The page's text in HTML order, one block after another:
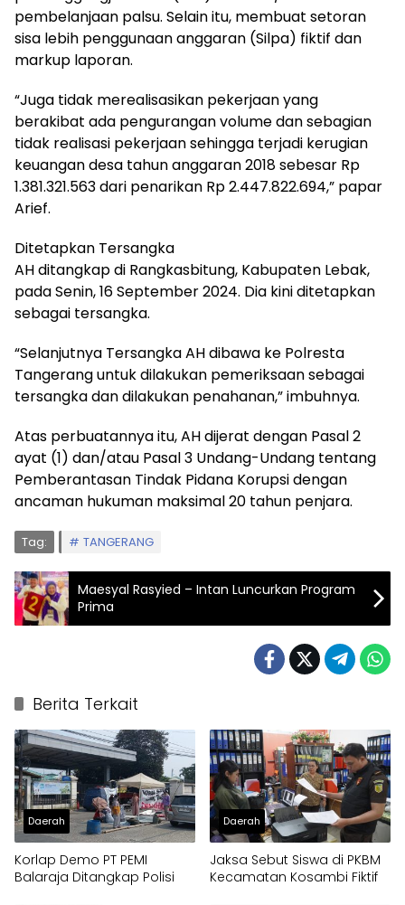
pembelanjaan palsu. Selain itu, membuat setoran
sisa lebih penggunaan anggaran (Silpa) fiktif dan
markup laporan.
“Juga tidak merealisasikan pekerjaan yang
berakibat ada pengurangan volume dan sebagian
tidak realisasi pekerjaan sehingga terjadi kerugian
keuangan desa tahun anggaran 2018 sebesar Rp
1.381.321.563 dari penarikan Rp 2.447.822.694,” papar
Arief.
Ditetapkan Tersangka
AH ditangkap di Rangkasbitung, Kabupaten Lebak,
pada Senin, 16 September 2024. Dia kini ditetapkan
sebagai tersangka.
“Selanjutnya Tersangka AH dibawa ke Polresta
Tangerang untuk dilakukan pemeriksaan sebagai
tersangka dan dilakukan penahanan,” imbuhnya.
Atas perbuatannya itu, AH dijerat dengan Pasal 2
ayat (1) dan/atau Pasal 3 Undang-Undang tentang
Pemberantasan Tindak Pidana Korupsi dengan
ancaman hukuman maksimal 20 tahun penjara.
Tag: TANGERANG
Maesyal Rasyied – Intan Luncurkan Program
Prima
Berita Terkait
Daerah
Korlap Demo PT PEMI
Balaraja Ditangkap Polisi
Daerah
Jaksa Sebut Siswa di PKBM
Kecamatan Kosambi Fiktif